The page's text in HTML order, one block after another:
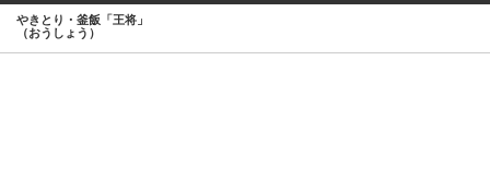
やきとり・釜飯「王将」
（おうしょう）